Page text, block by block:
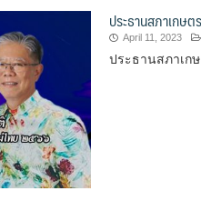
ประธานสภาเกษ
April 11, 2023
ประธานสภาเก